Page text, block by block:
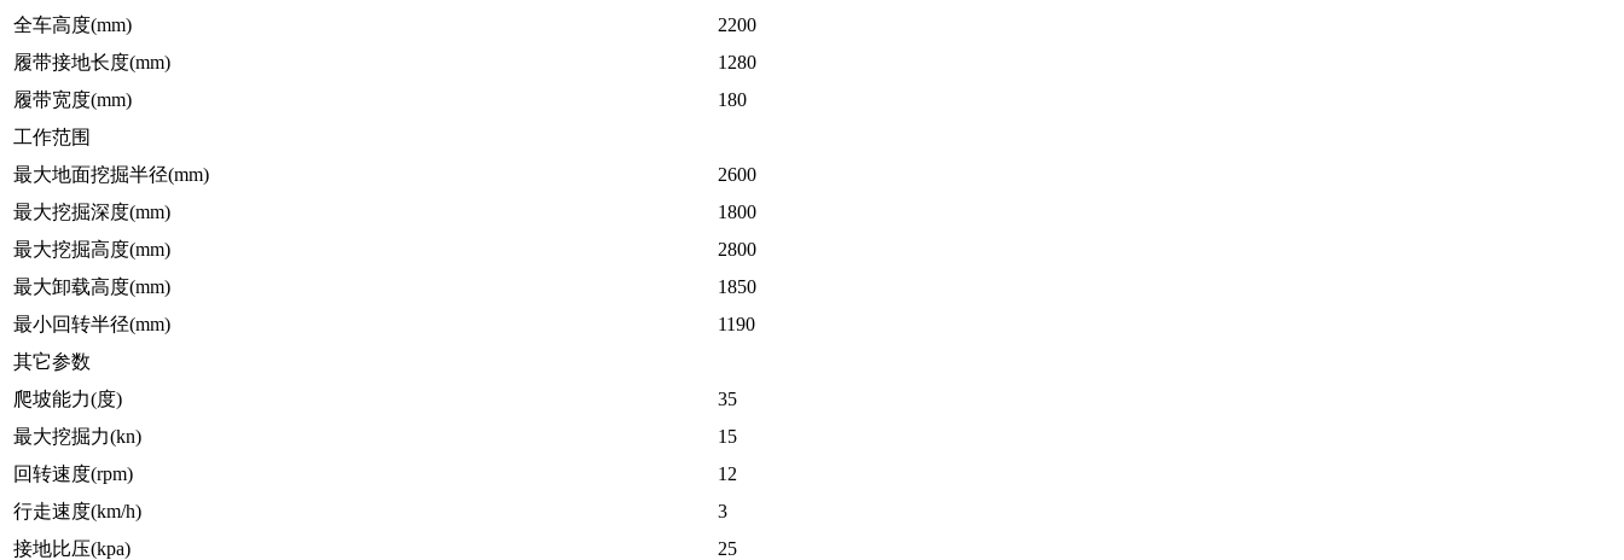
全车高度(mm)
2200
履带接地长度(mm)
1280
履带宽度(mm)
180
工作范围
最大地面挖掘半径(mm)
2600
最大挖掘深度(mm)
1800
最大挖掘高度(mm)
2800
最大卸载高度(mm)
1850
最小回转半径(mm)
1190
其它参数
爬坡能力(度)
35
最大挖掘力(kn)
15
回转速度(rpm)
12
行走速度(km/h)
3
接地比压(kpa)
25